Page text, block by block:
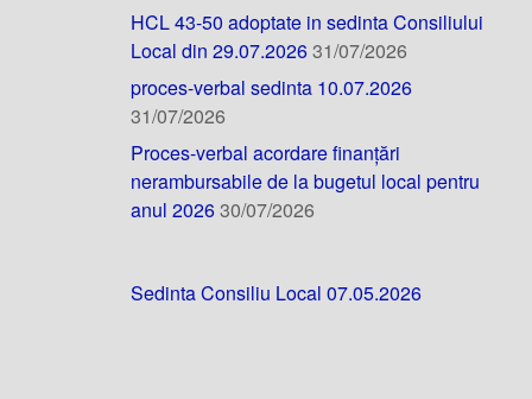
HCL 43-50 adoptate in sedinta Consiliului
Local din 29.07.202631/07/2026
proces-verbal sedinta 10.07.2026
31/07/2026
Proces-verbal acordare finanțări
nerambursabile de la bugetul local pentru
anul 202630/07/2026
Sedinta Consiliu Local 07.05.2026